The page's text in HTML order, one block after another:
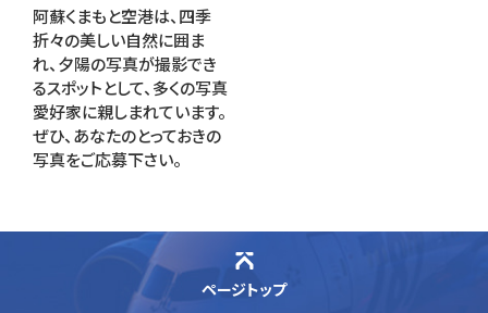
阿蘇くまもと空港は、四季
折々の美しい自然に囲ま
れ、夕陽の写真が撮影でき
るスポットとして、多くの写真
愛好家に親しまれています。
ぜひ、あなたのとっておきの
写真をご応募下さい。
ページトップ